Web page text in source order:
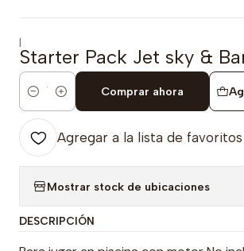
|
Starter Pack Jet sky &
Cantidad
Comprar ahora
Agregar a la lista de favoritos
Mostrar stock de ubicaciones
DESCRIPCIÓN